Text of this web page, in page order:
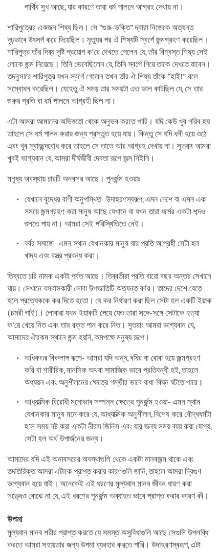
পার্থিব সুখ আছে, যার কারণে তারা ধর্ম পালনে আগ্রহ দেখায় না।
শারিপুত্রের একজন শিষ্য ছিল। সে “গুরু-ভক্তি” দ্বারা নিজেকে অত্যন্ত
দৃঢ়ভাবে উৎসর্গ করে দিয়েছিল। মৃত্যুর পর ঐ শিষ্যটি স্বর্গে জন্মগ্রহণ করেছিল।
শারিপুত্র তাঁর দিব্য দৃষ্টি প্রয়োগ ক’রে দেখতে পেলেন যে, তাঁর বিশ্বস্ত শিষ্য সেই
লোকে জন্ম নিয়েছে। তিনি ভেবেছিলেন যে, তিনি স্বর্গে গিয়ে তাকে দেখতে যাবেন।
তদনুসারে শারিপুত্র যখন স্বর্গে গেলেন তখন তাঁর ঐ শিষ্য তাঁকে “হাই!” বলে
সম্বোধন করেছিল। যেহেতু ঐ সময় তার সময়টা এত ভাল কাটছিল যে, সে তার
গুরুর প্রতি বা ধর্ম পালনে আগ্রহী ছিল না।
এটা আমরা আমাদের অভিজ্ঞতা থেকে অনুভব করতে পারি। যদি কেউ খুব গরিব হয়
তাহলে সে ধর্ম পালন করার জন্য প্রস্তুত হয়ে যায়। কিন্তু সে যদি ধনী হয়ে ওঠে
এবং খুব স্বাচ্ছন্দবোধ করে তাহলে সে তাতে আর আগ্রহ দেখায় না। সুতরাং আমরা
খুবই ভাগ্যবান যে, আমরা দীর্ঘজীবী দেবতা রূপে জন্ম নিইনি।
মনুষ্য অবস্থায় চারটি অনবসর আছে। পুনর্জন্ম হওয়াঃ
যেখানে বুদ্ধের বাণী অনুপস্থিত- উদাহরণস্বরূপ, এমন দেশে বা এমন এক
সময়ে জন্মগ্রহণ করা মানুষ আছে যেখানে বা যখন তারা ধর্মের একটা শব্দও
শুনতে পায় না। আমরা সেই পরিস্থিতিতে নেই।
বর্বর সমাজে- এমন স্থান যেখানকার মানুষ যার প্রতি আগ্রহী সেটা হল
খাদ্য এবং বস্ত্র প্রবন্ধ করা।
তিব্বতে চরি নামক একটা পর্বত আছে। তিব্বতীরা প্রতি বারো বছর অন্তর সেখানে
যায়। সেখানে বসবাসকারী লোবা উপজাতিটি অত্যন্ত বর্বর। তাদের দেশে যেতে
হলে প্রত্যেককে কর দিতে হতো। যে কর নির্ধারণ করা ছিল সেটা হল একটি ইয়াক
(চমরী গাই)। লোবারা যখন ইয়াকটি পেয়ে যেত তারা সঙ্গে-সঙ্গে সেটাকে হত্যা
ক’রে খেয়ে নিত এবং তার রক্ত পান করে নিত। সুতরাং আমরা ভাগ্যবান যে,
আমাদের ঐরকম স্থানে জন্ম হয়নি, কমপক্ষে মনুষ্য রূপে।
অধিকতর বিকলাঙ্গ রূপে- আমরা যদি অন্ধ, বধির বা বোবা হয়ে জন্মগ্রহণ
করি বা শারীরিক, মানসিক অথবা সামাজিক ভাবে প্রতিবন্ধী হই, তাহলে
অধ্যয়ন এবং অনুশীলনের ক্ষেত্রে গম্ভীর ভাবে বাধা-বিঘ্ন ঘটতে পারে।
আধ্যাত্মিক বিরোধী মনোভাব সম্পন্ন ক্ষেত্রে পুনর্জন্ম হওয়া- এমন স্থান
যেখানকার মানুষ মনে করে যে, আধ্যাত্মিক অনুশীলন, বিশেষ করে বৌদ্ধধর্মটা
হ’ল সময় নষ্ট করা একটা নীরস জিনিস এবং যার জন্য সময় ব্যয় করা যোগ্য,
সেটা হল অর্থ উপার্জনের জন্য।
আমাদের যদি এই অনাবসরের অবস্থাগুলি থেকে একটা মানবজন্ম থাকে এবং
তদতিরিক্ত আমরা এটাকে প্রাপ্ত করার কারণগুলি জানি, তাহলে আমরা দ্বিগুণ
ভাগ্যবান হয়ে যাই। অনেকেই এই ধরণের মূল্যবান মানব জীবন ধারণ করা
সত্ত্বেও বোঝে না যে, এই ধরণের পুনর্জন্ম অব্যাহত ভাবে প্রাপ্ত করার কারণ কী।
উপমা
মূল্যবান মানব শরীর প্রাপ্ত করতে যে সমস্ত অসুবিধাগুলি আছে সেগুলি উপলব্ধি
করতে আমরা সহায়তার জন্য উপমা ব্যবহার করতে পারি। উদাহরণস্বরূপ, এটা